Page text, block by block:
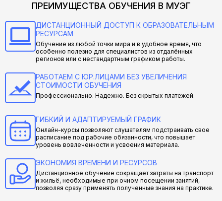
ПРЕИМУЩЕСТВА ОБУЧЕНИЯ В МУЭГ
ДИСТАНЦИОННЫЙ ДОСТУП К ОБРАЗОВАТЕЛЬНЫМ
РЕСУРСАМ
Обучение из любой точки мира и в удобное время, что
особенно полезно для специалистов из отдалённых
регионов или с нестандартным графиком работы.
РАБОТАЕМ С ЮР.ЛИЦАМИ БЕЗ УВЕЛИЧЕНИЯ
СТОИМОСТИ ОБУЧЕНИЯ
Профессионально. Надежно. Без скрытых платежей.
ГИБКИЙ И АДАПТИРУЕМЫЙ ГРАФИК
Онлайн-курсы позволяют слушателям подстраивать свое
расписание под рабочие обязанности, что повышает
уровень вовлеченности и усвоения материала.
ЭКОНОМИЯ ВРЕМЕНИ И РЕСУРСОВ
Дистанционное обучение сокращает затраты на транспорт
и жильё, необходимые при очном посещении занятий,
позволяя сразу применять полученные знания на практике.